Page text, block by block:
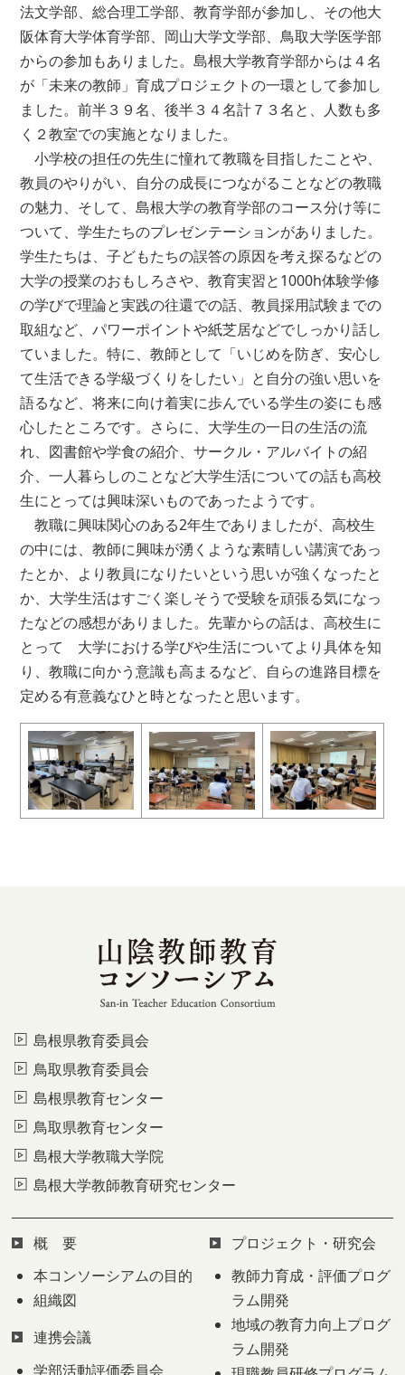
法文学部、総合理工学部、教育学部が参加し、その他大
阪体育大学体育学部、岡山大学文学部、鳥取大学医学部
からの参加もありました。島根大学教育学部からは４名
が「未来の教師」育成プロジェクトの一環として参加し
ました。前半３９名、後半３４名計７３名と、人数も多
く２教室での実施となりました。
小学校の担任の先生に憧れて教職を目指したことや、
教員のやりがい、自分の成長につながることなどの教職
の魅力、そして、島根大学の教育学部のコース分け等に
ついて、学生たちのプレゼンテーションがありました。
学生たちは、子どもたちの誤答の原因を考え探るなどの
大学の授業のおもしろさや、教育実習と1000h体験学修
の学びで理論と実践の往還での話、教員採用試験までの
取組など、パワーポイントや紙芝居などでしっかり話し
ていました。特に、教師として「いじめを防ぎ、安心し
て生活できる学級づくりをしたい」と自分の強い思いを
語るなど、将来に向け着実に歩んでいる学生の姿にも感
心したところです。さらに、大学生の一日の生活の流
れ、図書館や学食の紹介、サークル・アルバイトの紹
介、一人暮らしのことなど大学生活についての話も高校
生にとっては興味深いものであったようです。
教職に興味関心のある2年生でありましたが、高校生
の中には、教師に興味が湧くような素晴しい講演であっ
たとか、より教員になりたいという思いが強くなったと
か、大学生活はすごく楽しそうで受験を頑張る気になっ
たなどの感想がありました。先輩からの話は、高校生に
とって 大学における学びや生活についてより具体を知
り、教職に向かう意識も高まるなど、自らの進路目標を
定める有意義なひと時となったと思います。
島根県教育委員会
鳥取県教育委員会
島根県教育センター
鳥取県教育センター
島根大学教職大学院
島根大学教師教育研究センター
概 要
本コンソーシアムの目的
組織図
連携会議
学部活動評価委員会
プロジェクト・研究会
教師力育成・評価プログ
ラム開発
地域の教育力向上プログ
ラム開発